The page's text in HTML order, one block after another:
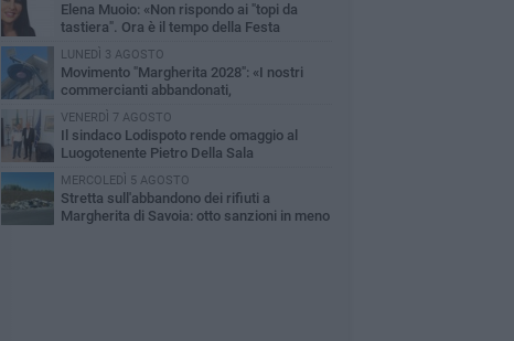
Elena Muoio: «Non rispondo ai "topi da
tastiera". Ora è il tempo della Festa
Patronale»
LUNEDÌ 3 AGOSTO
Movimento "Margherita 2028": «I nostri
commercianti abbandonati,
l'amministrazione Lodispoto affossa la città»
VENERDÌ 7 AGOSTO
Il sindaco Lodispoto rende omaggio al
Luogotenente Pietro Della Sala
MERCOLEDÌ 5 AGOSTO
Stretta sull'abbandono dei rifiuti a
Margherita di Savoia: otto sanzioni in meno